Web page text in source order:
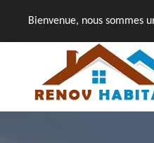
Bienvenue, nous sommes